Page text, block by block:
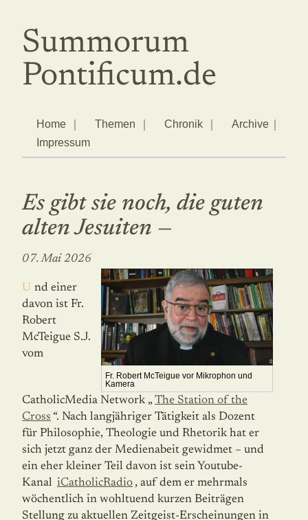
Summorum
Pontificum.de
Home Themen Chronik
Archive
Impressum
Es gibt sie noch, die guten
alten Jesuiten —
07. Mai 2026
Fr. Robert McTeigue vor Mikrophon und
Kamera
Und einer
davon ist Fr.
Robert
McTeigue S.J.
vom
CatholicMedia Network „The Station of the
Cross “. Nach langjähriger Tätigkeit als Dozent
für Philosophie, Theologie und Rhetorik hat er
sich jetzt ganz der Medien­abeit gewidmet – und
ein eher kleiner Teil davon ist sein Youtube-
Kanal iCatholicRadio , auf dem er mehrmals
wöchentlich in wohltuend kurzen Beiträgen
Stellung zu aktuellen Zeitgeist-Erscheinungen in